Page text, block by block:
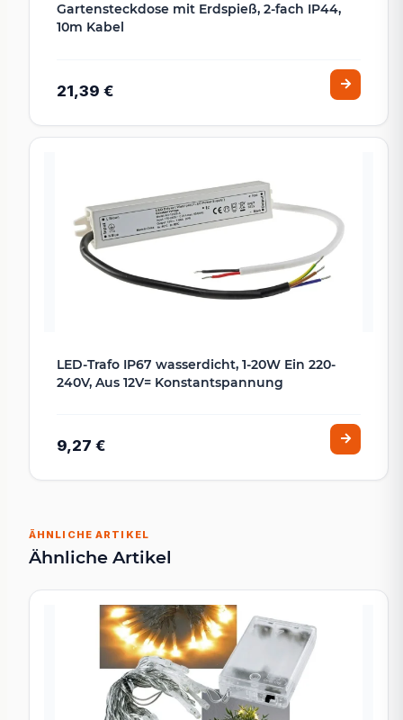
Gartensteckdose mit Erdspieß, 2-fach IP44,
10m Kabel
21,39 €
LED-Trafo IP67 wasserdicht, 1-20W Ein 220-
240V, Aus 12V= Konstantspannung
9,27 €
ÄHNLICHE ARTIKEL
Ähnliche Artikel